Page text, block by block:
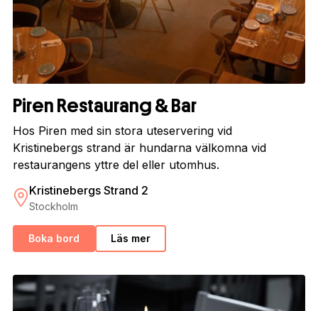
Piren Restaurang & Bar
Hos Piren med sin stora uteservering vid
Kristinebergs strand är hundarna välkomna vid
restaurangens yttre del eller utomhus.
Kristinebergs Strand 2
Stockholm
Boka bord Läs mer